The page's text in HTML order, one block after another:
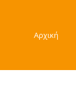
Αρχική